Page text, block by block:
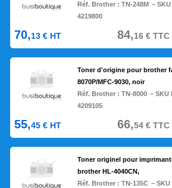
Réf. Brother :TN-248M –
4219800
70,13 € HT 84,16€TTC
Toner d'origine pour brother
8070P/MFC-9030, noir
Réf. Brother :TN-8000 – SKU
4209105
55,45 € HT 66,54€TTC
Toner originel pour
brother HL-4040CN,
Réf. Brother :TN-135C – SKU